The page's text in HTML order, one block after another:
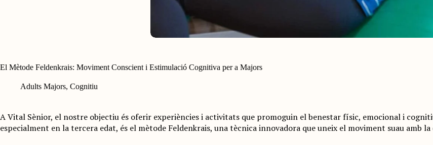
El Mètode Feldenkrais: Moviment Conscient i Estimulació Cognitiva per a Majors
Adults Majors, Cognitiu
A Vital Sènior, el nostre objectiu és oferir experiències i activitats que promoguin el benestar físic, emocional i
especialment en la tercera edat, és el mètode Feldenkrais, una tècnica innovadora que uneix el moviment suau amb